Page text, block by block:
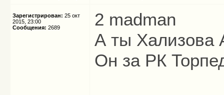
Зарегистрирован: 25 окт
2015, 23:00
Сообщения: 2689
2 madman
А ты Хализова
Он за РК